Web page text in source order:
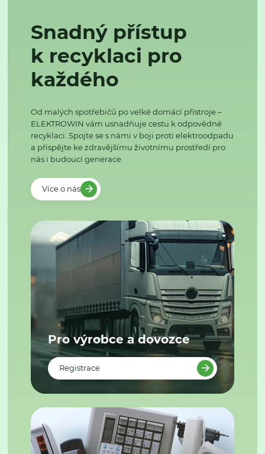
Snadný přístup
k recyklaci pro
každého
Od malých spotřebičů po velké domácí přístroje –
ELEKTROWIN vám usnadňuje cestu k odpovědné
recyklaci. Spojte se s námi v boji proti elektroodpadu
a přispějte ke zdravějšímu životnímu prostředí pro
nás i budoucí generace.
Více o nás
Pro výrobce a dovozce
Registrace